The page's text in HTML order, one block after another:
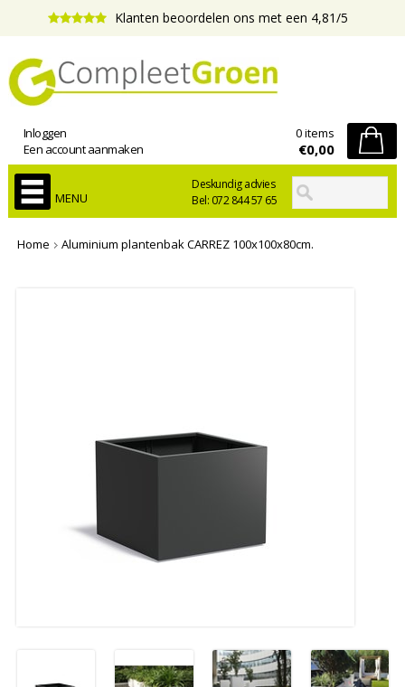
Klanten beoordelen ons met een 4,81/5
Deskundig advies
Bel: 072 844 57 65
Inloggen
Een account aanmaken
0 items
€0,00
MENU
Home Aluminium plantenbak CARREZ 100x100x80cm.